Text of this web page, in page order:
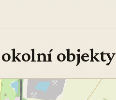
okolní objekty